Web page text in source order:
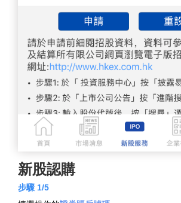
新股認購
步驟 1/5